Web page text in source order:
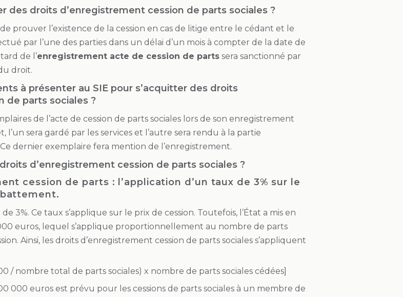
des droits d’enregistrement cession de parts sociales ?
prouver l’existence de la cession en cas de litige entre le cédant et le
par l’une des parties dans un délai d’un mois à compter de la date de
de l’enregistrement acte de cession de parts sera sanctionné par
droit.
à présenter au SIE pour s’acquitter des droits
de parts sociales ?
de l’acte de cession de parts sociales lors de son enregistrement
l’un sera gardé par les services et l’autre sera rendu à la partie
dernier exemplaire fera mention de l’enregistrement.
d’enregistrement cession de parts sociales ?
cession de parts : l’application d’un taux de 3% sur le
3%. Ce taux s’applique sur le prix de cession. Toutefois, l’État a mis en
euros, lequel s’applique proportionnellement au nombre de parts
Ainsi, les droits d’enregistrement cession de parts sociales s’appliquent
/ nombre total de parts sociales) x nombre de parts sociales cédées]
000 euros est prévu pour les cessions de parts sociales à un membre de